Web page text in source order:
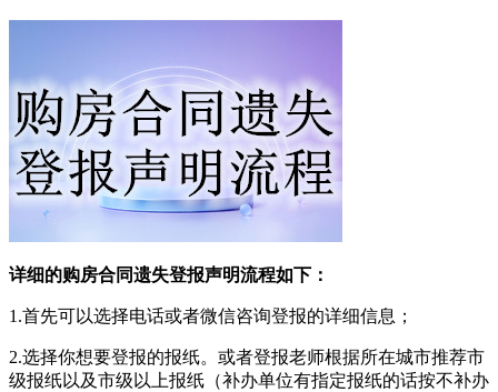
详细的购房合同遗失登报声明流程如下：
1.首先可以选择电话或者微信咨询登报的详细信息；
2.选择你想要登报的报纸。或者登报老师根据所在城市推荐市
级报纸以及市级以上报纸（补办单位有指定报纸的话按不补办